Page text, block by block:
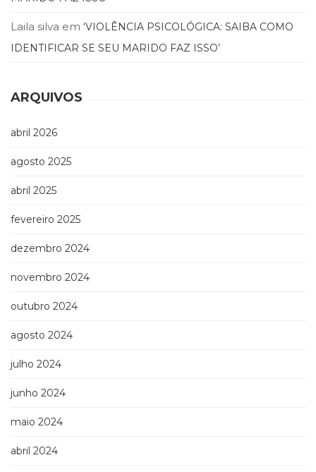
Laila silva em ‘VIOLÊNCIA PSICOLÓGICA: SAIBA COMO
IDENTIFICAR SE SEU MARIDO FAZ ISSO’
ARQUIVOS
abril 2026
agosto 2025
abril 2025
fevereiro 2025
dezembro 2024
novembro 2024
outubro 2024
agosto 2024
julho 2024
junho 2024
maio 2024
abril 2024